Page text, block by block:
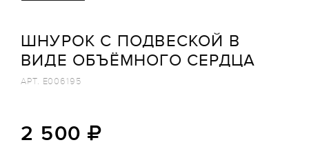
ШНУРОК С ПОДВЕСКОЙ В
ВИДЕ ОБЪЁМНОГО СЕРДЦА
АРТ. E006195
2 500